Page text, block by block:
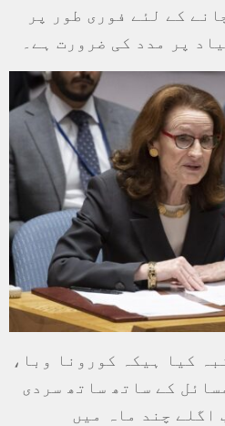
کے لئے فوری طور پر
پر مدد کی ضرورت ہے۔
کیا ہیکہ کورونا وبا،
کے ساتھ ساتھ سردی
اگلے چند ماہ میں